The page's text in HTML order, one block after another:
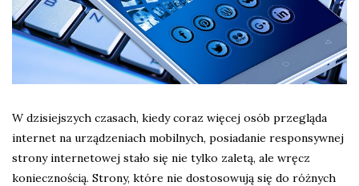
W dzisiejszych czasach, kiedy coraz więcej osób przegląda
internet na urządzeniach mobilnych, posiadanie responsywnej
strony internetowej stało się nie tylko zaletą, ale wręcz
koniecznością. Strony, które nie dostosowują się do różnych